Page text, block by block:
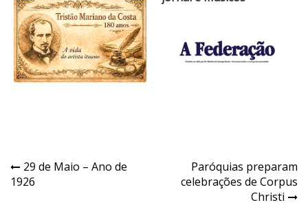
Navegação
de
29 de Maio – Ano de
1926
Paróquias preparam
celebrações de Corpus
Christi